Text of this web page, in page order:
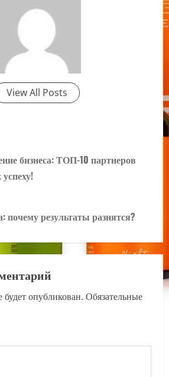
View All Posts
бизнеса: ТОП-10 партнеров
почему результаты разнятся?
опубликован. Обязательные